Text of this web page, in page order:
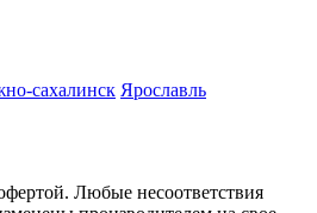
сахалинск Ярославль
Любые несоответствия